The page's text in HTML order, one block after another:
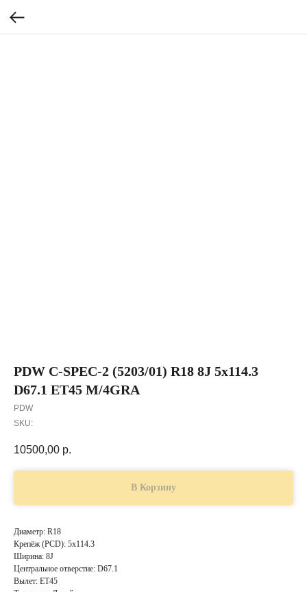
PDW C-SPEC-2 (5203/01) R18 8J 5x114.3
D67.1 ET45 M/4GRA
PDW
SKU:
10500,00 р.
В Корзину
Диаметр: R18
Крепёж (PCD): 5x114.3
Ширина: 8J
Центральное отверстие: D67.1
Вылет: ET45